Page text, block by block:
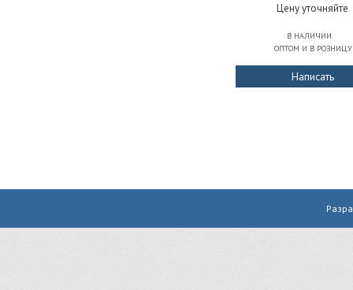
Цену уточняйте
В НАЛИЧИИ
ОПТОМ И В РОЗНИЦУ
Написать